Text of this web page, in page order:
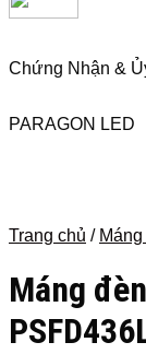
Chứng Nhận &
PARAGON LED
Trang chủ /
Máng